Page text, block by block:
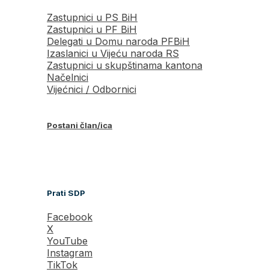
Zastupnici u PS BiH
Zastupnici u PF BiH
Delegati u Domu naroda PFBiH
Izaslanici u Vijeću naroda RS
Zastupnici u skupštinama kantona
Načelnici
Vijećnici / Odbornici
Postani član/ica
Prati SDP
Facebook
X
YouTube
Instagram
TikTok